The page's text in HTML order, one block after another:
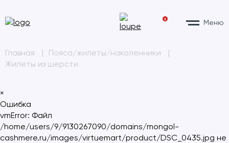
0 Меню
Главная | Пояса/жилеты/наколенники
|
Жилеты из шерсти
×
Ошибка
vmError: Файл
/home/users/9/9130267090/domains/mongol-
cashmere.ru/images/virtuemart/product/DSC_0435.jpg не